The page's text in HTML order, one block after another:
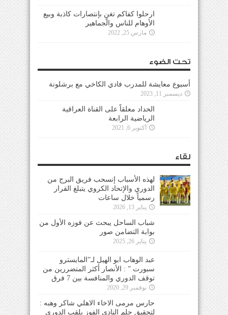
ارحلوا كفاكم تغنٍ بإنتصارات كاذبة وبيع
الأوهام للناس والجماهير
مارس 25, 2022
تحت الضوء
أسبوع معايشة للمدرب فادي الكاخي مع برشلونة
ديسمبر 11, 2023
الحداد معلقاً على القناة العراقية
الرياضية الرابعة
أكتوبر 6, 2021
لقاء
لهذه الأسباب إنسحب فريق البرج من
الدوري والإتحاد الكروي يتبلغ القرار
رسمياً خلال ساعات
يناير 13, 2026
شباب الساحل يبحث عن فوزه الأول من
بوابة التضامن صور
يناير 26, 2025
عبد الوهاب ابو الهيل لـ”المايسترو
سبورت ” : الأنصار أكثر المتضررين من
توقف الدوري والمنافسة بين 7 فرق
نوفمبر 29, 2020
حارس مرمى الاخاء الاهلي شاكر وهبه :
لتحقيق حلم النادي الفوز بلقب الدوري